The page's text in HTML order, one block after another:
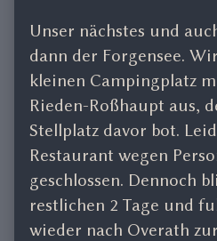
Unser nächstes und
dann der Forgensee.
kleinen Campingplatz
Rieden-Roßhaupt aus,
Stellplatz davor bot.
Restaurant wegen
geschlossen. Dennoch
restlichen 2 Tage und
wieder nach Overath